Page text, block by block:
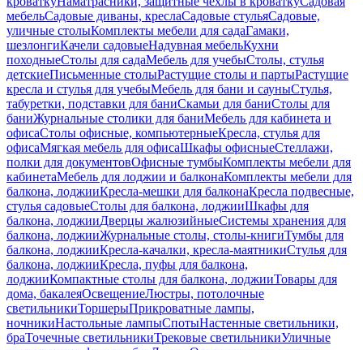
мебельСадовые диваны, креслаСадовые стульяСадовые,
уличные столыКомплекты мебели для садаГамаки,
шезлонгиКачели садовыеНадувная мебельКухни
походныеСтолы для садаМебель для учебыСтолы, стулья
детскиеПисьменные столыРастущие столы и партыРастущие
кресла и стулья для учебыМебель для бани и сауныСтулья,
табуретки, подставки для баниСкамьи для баниСтолы для
баниЖурнальные столики для баниМебель для кабинета и
офисаСтолы офисные, компьютерныеКресла, стулья для
офисаМягкая мебель для офисаШкафы офисныеСтеллажи,
полки для документовОфисные тумбыКомплекты мебели для
кабинетаМебель для лоджии и балконаКомплекты мебели для
балкона, лоджииКресла-мешки для балконаКресла подвесные,
стулья садовыеСтолы для балкона, лоджииШкафы для
балкона, лоджииДверцы жалюзийныеСистемы хранения для
балкона, лоджииЖурнальные столы, столы-книгиТумбы для
балкона, лоджииКресла-качалки, кресла-маятникиСтулья для
балкона, лоджииКресла, пуфы для балкона,
лоджииКомпактные столы для балкона, лоджииТовары для
дома, бакалеяОсвещениеЛюстры, потолочные
светильникиТоршерыПрикроватные лампы,
ночникиНастольные лампыСпотыНастенные светильники,
браТочечные светильникиТрековые светильникиУличные